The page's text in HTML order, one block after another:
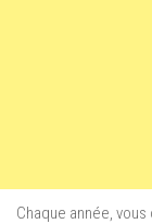
Chaque année,